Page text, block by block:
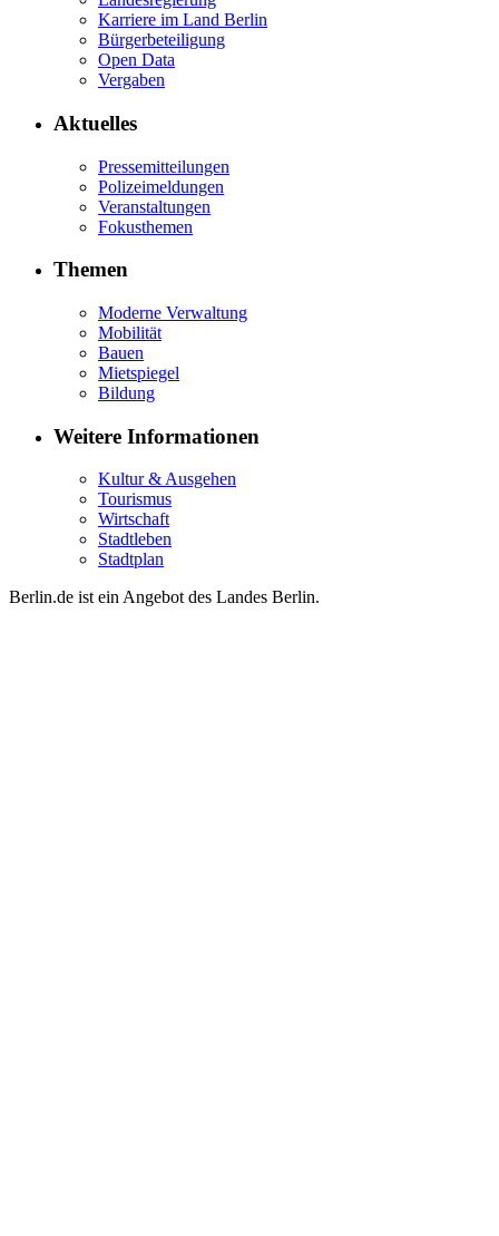
Karriere im Land Berlin
Bürgerbeteiligung
Open Data
Vergaben
Aktuelles
Pressemitteilungen
Polizeimeldungen
Veranstaltungen
Fokusthemen
Themen
Moderne Verwaltung
Mobilität
Bauen
Mietspiegel
Bildung
Weitere Informationen
Kultur & Ausgehen
Tourismus
Wirtschaft
Stadtleben
Stadtplan
Berlin.de ist ein Angebot des Landes Berlin.